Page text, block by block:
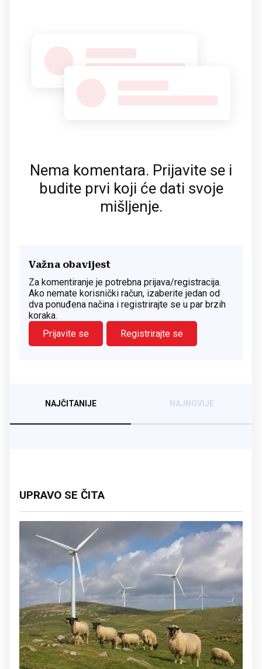
Nema komentara. Prijavite se i
budite prvi koji će dati svoje
mišljenje.
Važna obavijest
Za komentiranje je potrebna prijava/registracija.
Ako nemate korisnički račun, izaberite jedan od
dva ponuđena načina i registrirajte se u par brzih
koraka.
Prijavite se
Registrirajte se
NAJČITANIJE NAJNOVIJE
UPRAVO SE ČITA